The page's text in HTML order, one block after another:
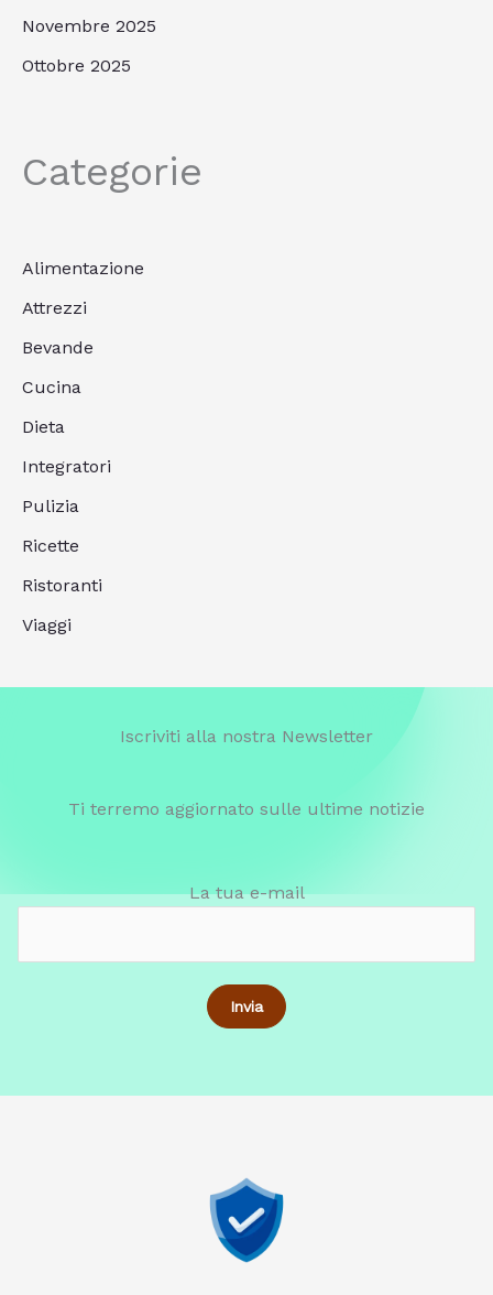
Novembre 2025
Ottobre 2025
Categorie
Alimentazione
Attrezzi
Bevande
Cucina
Dieta
Integratori
Pulizia
Ricette
Ristoranti
Viaggi
Iscriviti alla nostra Newsletter
Ti terremo aggiornato sulle ultime notizie
La tua e-mail